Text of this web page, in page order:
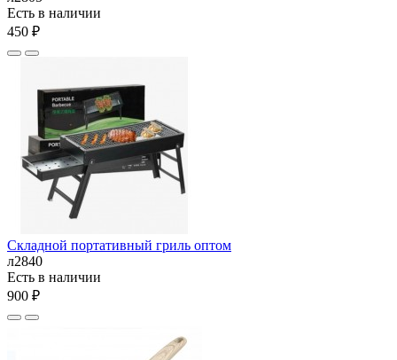
Есть в наличии
450 ₽
Складной портативный гриль оптом
л2840
Есть в наличии
900 ₽